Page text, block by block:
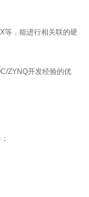
等，能进行相关联的硬
ZYNQ开发经验的优